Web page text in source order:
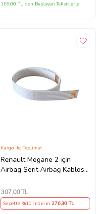
165,00 TL'den Başlayan Taksitlerle
Renault Megane 2 için
Airbag Şerit Airbag Kablosu
Kargo ile Teslimat
307,00 TL
Sepette %10 İndirim276,30 TL